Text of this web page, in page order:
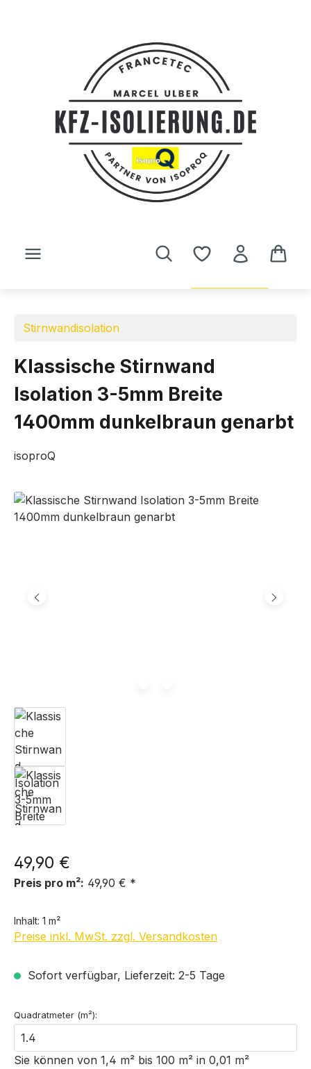
Stirnwandisolation
Klassische Stirnwand
Isolation 3-5mm Breite
1400mm dunkelbraun genarbt
isoproQ
Bildergalerie überspringen
49,90 €
Preis pro m²: 49,90 € *
Inhalt: 1 m²
Preise inkl. MwSt. zzgl. Versandkosten
Sofort verfügbar, Lieferzeit: 2-5 Tage
Quadratmeter (m²):
Sie können von 1,4 m² bis 100 m² in 0,01 m²